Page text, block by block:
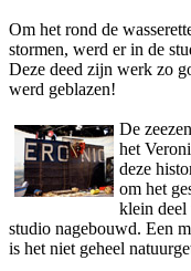
Om het rond de
stormen, werd er in de
Deze deed zijn werk zo
werd geblazen!
De
het
deze
om het
klein deel
studio nagebouwd. Een
is het niet geheel